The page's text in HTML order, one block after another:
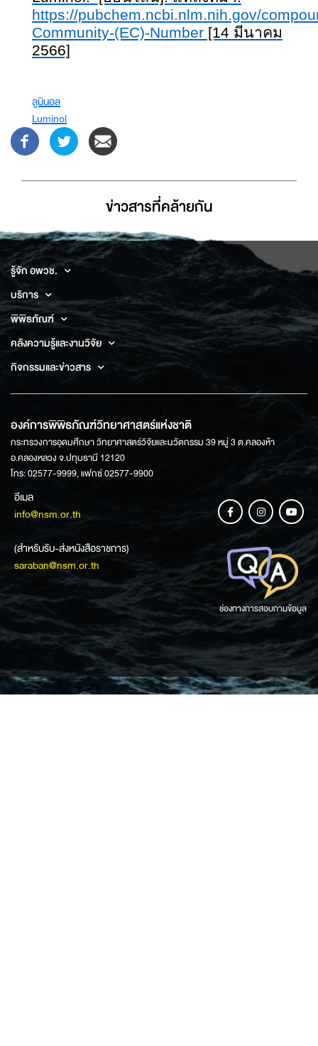
https://pubchem.ncbi.nlm.nih.gov/
Community-(EC)-Number [14 มีนาคม
2566]
ลูมินอล
Luminol
ข่าวสารที่่คล้ายกัน
รู้จัก อพวช.
บริการ
พิพิธภัณฑ์
คลังความรู้และงานวิจัย
กิจกรรมและข่าวสาร
องค์การพิพิธภัณฑ์วิทยาศาสตร์แห่งชาติ
กระทรวงการอุดมศึกษา วิทยาศาสตร์วิจัยและนวัตกรรม 39 หมู่ 3 ต.คลองห้า
อ.คลองหลวง จ.ปทุมธานี 12120
โทร: 02577-9999, แฟกซ์ 02577-9900
อีเมล
info@nsm.or.th
(สำหรับรับ-ส่งหนังสือราชการ)
saraban@nsm.or.th
ช่องทางการสอบถามข้อมูล